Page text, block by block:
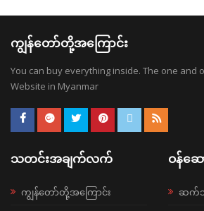
ကျွန်တော်တို့အကြောင်း
You can buy everything inside. The one and
Website in Myanmar
သတင်းအချက်လက်
ကျွန်တော်တို့အကြောင်း
ဝန်ဆေ
ဆက်